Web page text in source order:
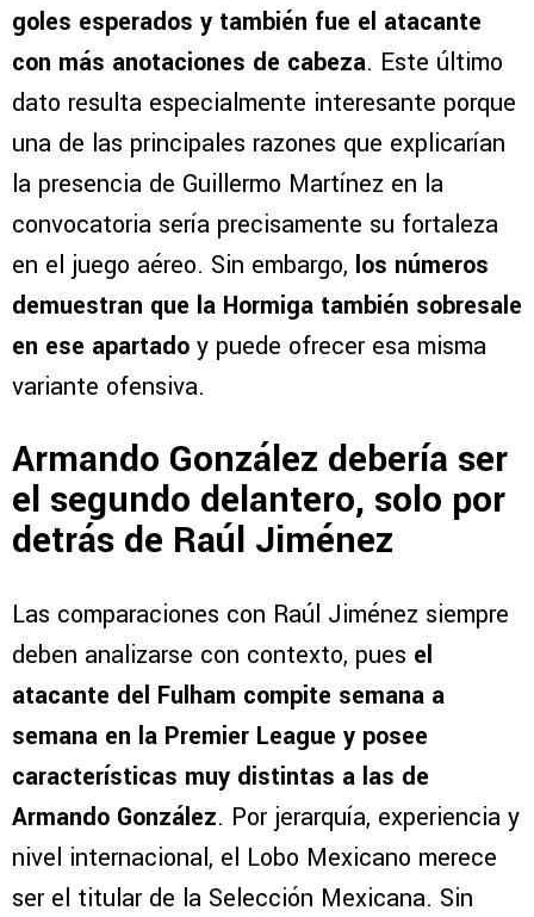
goles esperados y también fue el atacante
con más anotaciones de cabeza. Este último
dato resulta especialmente interesante porque
una de las principales razones que explicarían
la presencia de Guillermo Martínez en la
convocatoria sería precisamente su fortaleza
en el juego aéreo. Sin embargo, los números
demuestran que la Hormiga también sobresale
en ese apartado y puede ofrecer esa misma
variante ofensiva.
Armando González debería ser
el segundo delantero, solo por
detrás de Raúl Jiménez
Las comparaciones con Raúl Jiménez siempre
deben analizarse con contexto, pues el
atacante del Fulham compite semana a
semana en la Premier League y posee
características muy distintas a las de
Armando González. Por jerarquía, experiencia y
nivel internacional, el Lobo Mexicano merece
ser el titular de la Selección Mexicana. Sin